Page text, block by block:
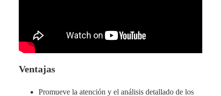
Ventajas
Promueve la atención y el análisis detallado de los